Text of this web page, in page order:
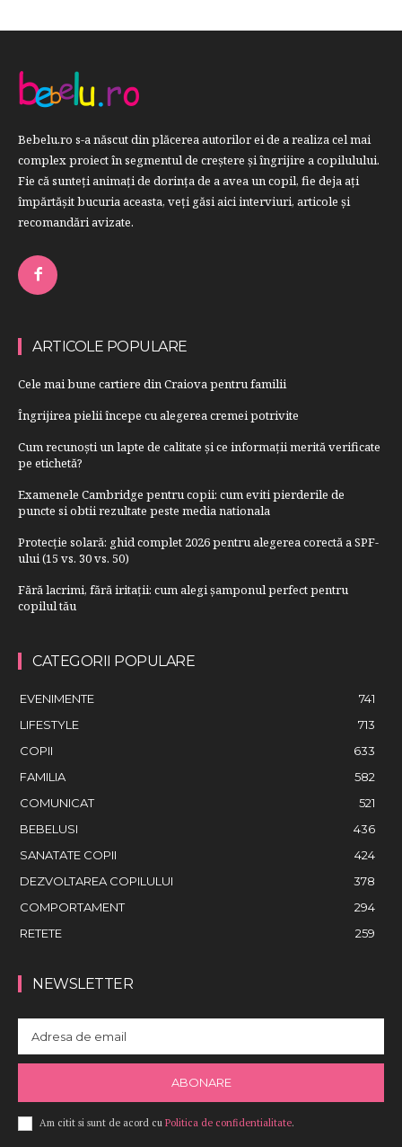
Bebelu.ro s-a născut din plăcerea autorilor ei de a realiza cel mai
complex proiect în segmentul de creştere şi îngrijire a copilulului.
Fie că sunteţi animaţi de dorinţa de a avea un copil, fie deja aţi
împărtăşit bucuria aceasta, veți găsi aici interviuri, articole şi
recomandări avizate.
ARTICOLE POPULARE
Cele mai bune cartiere din Craiova pentru familii
Îngrijirea pielii începe cu alegerea cremei potrivite
Cum recunoști un lapte de calitate și ce informații merită verificate
pe etichetă?
Examenele Cambridge pentru copii: cum eviti pierderile de
puncte si obtii rezultate peste media nationala
Protecție solară: ghid complet 2026 pentru alegerea corectă a SPF-
ului (15 vs. 30 vs. 50)
Fără lacrimi, fără iritații: cum alegi șamponul perfect pentru
copilul tău
CATEGORII POPULARE
EVENIMENTE
741
LIFESTYLE
713
COPII
633
FAMILIA
582
COMUNICAT
521
BEBELUSI
436
SANATATE COPII
424
DEZVOLTAREA COPILULUI
378
COMPORTAMENT
294
RETETE
259
NEWSLETTER
ABONARE
Am citit si sunt de acord cu Politica de confidentialitate.